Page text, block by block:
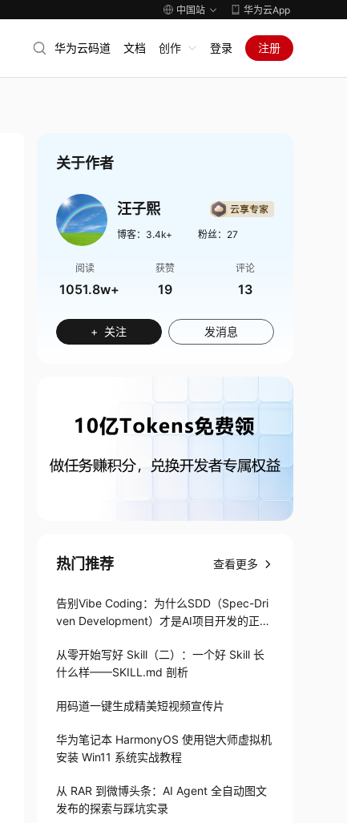
中国站 华为云App
华为云码道 文档 创作 登录 注册
关于作者
汪子熙
博客： 3.4k+ 粉丝： 27
阅读
1051.8w+
获赞
19
评论
13
+ 关注 发消息
热门推荐 查看更多
告别Vibe Coding：为什么SDD（Spec-Dri
ven Development）才是AI项目开发的正确
从零开始写好 Skill（二）：一个好 Skill 长
什么样——SKILL.md 剖析
用码道一键生成精美短视频宣传片
华为笔记本 HarmonyOS 使用铠大师虚拟机
安装 Win11 系统实战教程
从 RAR 到微博头条：AI Agent 全自动图文
发布的探索与踩坑实录